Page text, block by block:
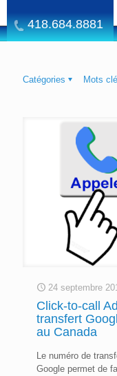
418.684.8881
Catégories Mots
24 septembre
Click-to-call
transfert
au Canada
Le numéro de
Google permet de